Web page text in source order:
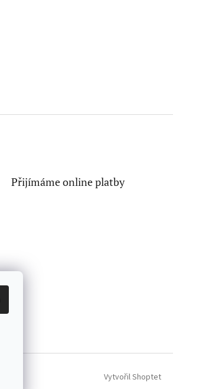
Přijímáme online platby
Vytvořil Shoptet